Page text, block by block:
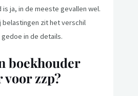
ja, in de meeste gevallen wel.
belastingen zit het verschil
in de details.
boekhouder
zzp?